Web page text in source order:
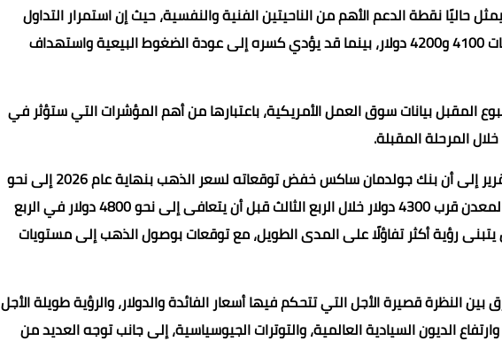
4000 دولار للأوقية يمثل حاليًا نقطة الدعم الأهم من الناحيتين الفنية والنفسية، حيث إن استمرار التداول
فوقه قد يدفع الأسعار لمحاولة الصعود نحو مستويات 4100 و4200 دولار، بينما قد يؤدي كسره إلى عودة الضغوط البيعية واستهداف
المقبل بيانات سوق العمل الأمريكية، باعتبارها من أهم المؤشرات التي ستؤثر في
المرحلة المقبلة.
وعلى مستوى المؤسسات المالية الدولية، أشار التقرير إلى أن بنك جولدمان ساكس خفض توقعاته لسعر الذهب بنهاية عام 2026 إلى نحو
4900 دولار للأوقية، بينما توقع دويتشه بنك تداول المعدن قرب 4300 دولار خلال الربع الثالث قبل أن يتعافى إلى نحو 4800 دولار في الربع
رؤية أكثر تفاؤلًا على المدى الطويل، مع توقعات بوصول الذهب إلى مستويات
النظرة قصيرة الأجل التي تتحكم فيها أسعار الفائدة والدولار، والرؤية طويلة الأجل
الديون السيادية العالمية، والتوترات الجيوسياسية، إلى جانب توجه العديد من